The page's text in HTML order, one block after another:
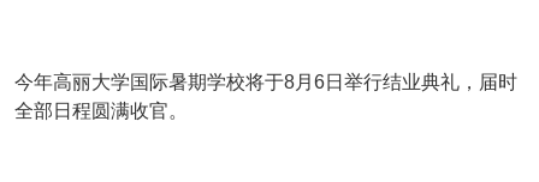
今年高丽大学国际暑期学校将于8月6日举行结业典礼，届时
全部日程圆满收官。